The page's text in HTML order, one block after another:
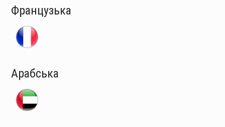
Французька
Арабська